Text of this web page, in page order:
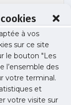
à vos
sur ce site
le bouton "Les
l’ensemble des
votre terminal.
et
votre visite sur
(002)CD